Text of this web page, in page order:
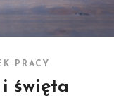
PRACY
święta